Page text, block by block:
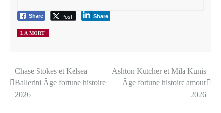
Share Post Share
LA MORT
Post
navigation
Chase Stokes et Kelsea
Ballerini Âge fortune histoire
2026
Ashton Kutcher et Mila Kunis
Âge fortune histoire amour
2026